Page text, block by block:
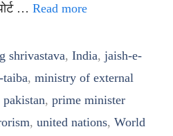
… Read more
shrivastava, India, jaish-e-
taiba, ministry of external
pakistan, prime minister
, united nations, World